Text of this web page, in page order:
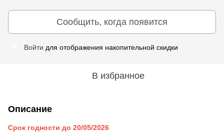
Сообщить, когда появится
Войти для отображения накопительной скидки
В избранное
Описание
Срок годности до 20/05/2026